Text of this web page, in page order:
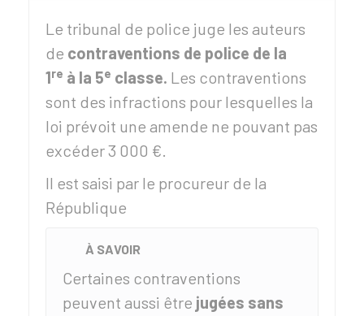
Le tribunal de police juge les auteurs
de contraventions de police de la
1re à la 5e classe. Les contraventions
sont des infractions pour lesquelles la
loi prévoit une amende ne pouvant pas
excéder 3 000 €.
Il est saisi par le procureur de la
République
À SAVOIR
Certaines contraventions
peuvent aussi être jugées sans